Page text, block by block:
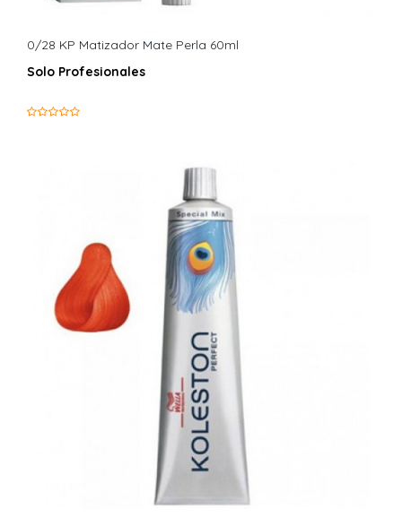
0/28 KP Matizador Mate Perla 60ml
Solo Profesionales